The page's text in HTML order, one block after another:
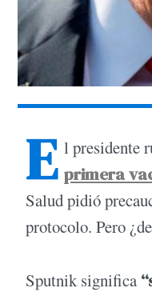
E l presidente
primera
Salud pidió
protocolo. Pero
Sputnik significa